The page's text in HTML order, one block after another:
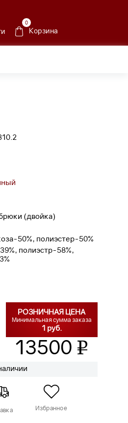
0
Корзина
(двойка)
50%, полиэстер-50%
полиэстр-58%,
РОЗНИЧНАЯ ЦЕНА
Минимальная сумма заказа
1 руб.
13500 v
Избранное